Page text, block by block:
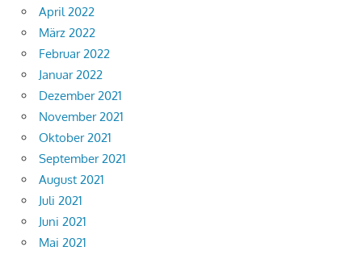
April 2022
März 2022
Februar 2022
Januar 2022
Dezember 2021
November 2021
Oktober 2021
September 2021
August 2021
Juli 2021
Juni 2021
Mai 2021